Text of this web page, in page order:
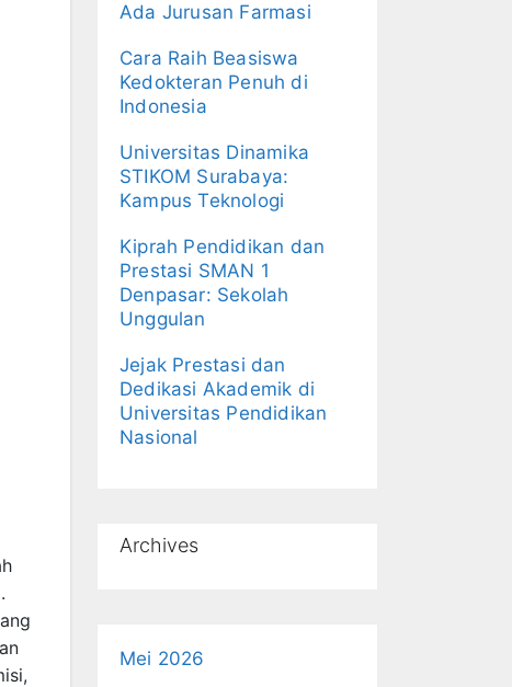
Ada Jurusan Farmasi
Cara Raih Beasiswa
Kedokteran Penuh di
Indonesia
Universitas Dinamika
STIKOM Surabaya:
Kampus Teknologi
Kiprah Pendidikan dan
Prestasi SMAN 1
Denpasar: Sekolah
Unggulan
Jejak Prestasi dan
Dedikasi Akademik di
Universitas Pendidikan
Nasional
Archives
Mei 2026